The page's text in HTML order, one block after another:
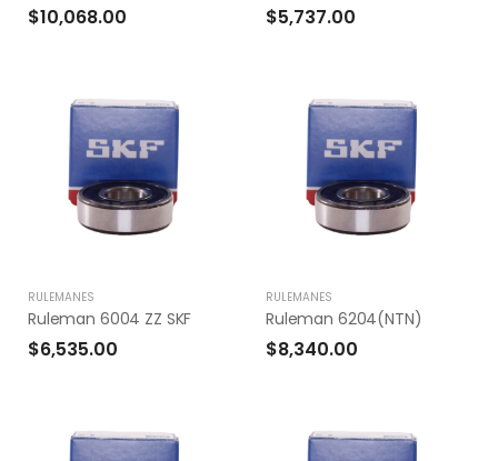
$10,068.00 $5,737.00
RULEMANES
Ruleman 6004 ZZ SKF
$6,535.00
RULEMANES
Ruleman 6204(NTN)
$8,340.00